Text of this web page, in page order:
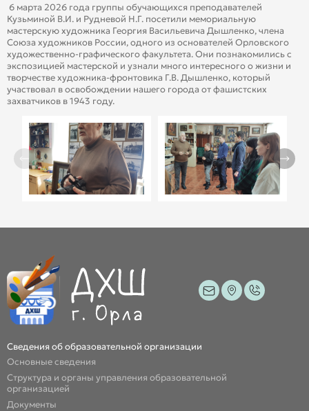
6 марта 2026 года группы обучающихся преподавателей
Кузьминой В.И. и Рудневой Н.Г. посетили мемориальную
мастерскую художника Георгия Васильевича Дышленко, члена
Союза художников России, одного из основателей Орловского
художественно-графического факультета. Они познакомились с
экспозицией мастерской и узнали много интересного о жизни и
творчестве художника-фронтовика Г.В. Дышленко, который
участвовал в освобождении нашего города от фашистских
захватчиков в 1943 году.
Сведения об образовательной организации
Основные сведения
Структура и органы управления образовательной
организацией
Документы